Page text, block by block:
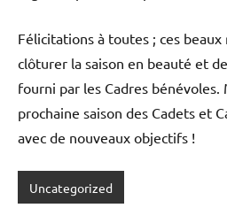
Félicitations à toutes ; ces
clôturer la saison en beauté et
fourni par les Cadres bénévoles.
prochaine saison des Cadets et
avec de nouveaux objectifs !
Uncategorized